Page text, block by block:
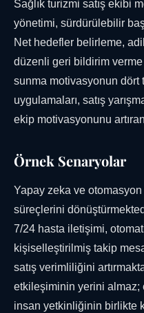
Sağlık turizmi satış ekibi
yönetimi, sürdürülebilir
Net hedefler belirleme,
düzenli geri bildirim verme
sunma motivasyonun dört
uygulamaları, satış
ekip motivasyonunu
Örnek Senaryolar
Yapay zeka ve
süreçlerini
7/24 hasta iletişimi,
kişiselleştirilmiş takip
satış verimliliğini
etkileşiminin yerini almaz;
insan yetkinliğinin birlikte